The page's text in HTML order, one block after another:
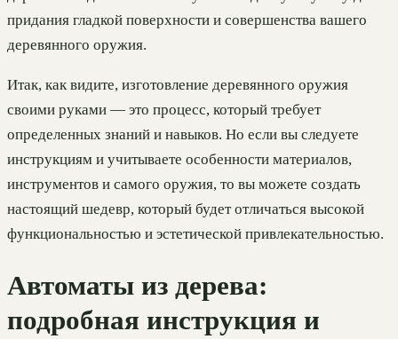
придания гладкой поверхности и совершенства вашего
деревянного оружия.
Итак, как видите, изготовление деревянного оружия
своими руками — это процесс, который требует
определенных знаний и навыков. Но если вы следуете
инструкциям и учитываете особенности материалов,
инструментов и самого оружия, то вы можете создать
настоящий шедевр, который будет отличаться высокой
функциональностью и эстетической привлекательностью.
Автоматы из дерева:
подробная инструкция и